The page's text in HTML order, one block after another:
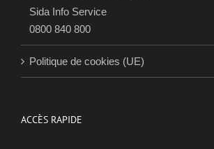
Sida Info Service
0800 840 800
Politique de cookies (UE)
ACCÈS RAPIDE